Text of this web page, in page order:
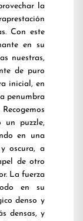
la
Con este
en su
nuestras,
de puro
inicial, en
penumbra
un puzzle,
en una
oscura, a
de otro
La fuerza
en su
denso y
densas, y